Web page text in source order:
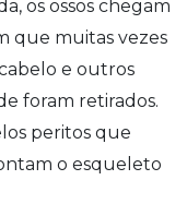
os ossos chegam
que muitas vezes
e outros
foram retirados.
peritos que
o esqueleto